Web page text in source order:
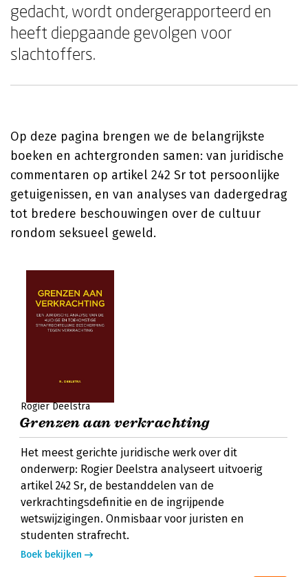
gedacht, wordt ondergerapporteerd en
heeft diepgaande gevolgen voor
slachtoffers.
Op deze pagina brengen we de belangrijkste
boeken en achtergronden samen: van juridische
commentaren op artikel 242 Sr tot persoonlijke
getuigenissen, en van analyses van dadergedrag
tot bredere beschouwingen over de cultuur
rondom seksueel geweld.
Rogier Deelstra
Grenzen aan verkrachting
Het meest gerichte juridische werk over dit
onderwerp: Rogier Deelstra analyseert uitvoerig
artikel 242 Sr, de bestanddelen van de
verkrachtingsdefinitie en de ingrijpende
wetswijzigingen. Onmisbaar voor juristen en
studenten strafrecht.
Boek bekijken